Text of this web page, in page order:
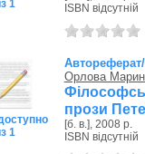
1
ISBN відсутній
1
Орлова
прози
[б. в.], 2008 р.
ISBN відсутній